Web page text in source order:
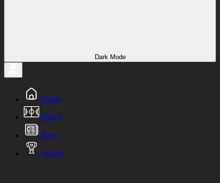
Dark Mode
Home
Match
News
Arcade